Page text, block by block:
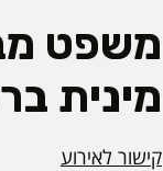
משפט
מינית
קישור לאירוע